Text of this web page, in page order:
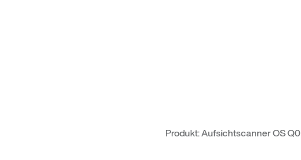
Produkt: Aufsichtscanner OS Q0